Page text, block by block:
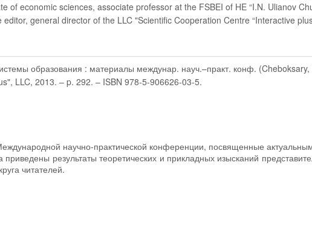
of economic sciences, associate professor at the FSBEI of HE “I.N. Ulianov
editor, general director of the LLC "Scientific Cooperation Centre “Interactive
образования : материалы междунар. науч.–практ. конф.
LLC, 2013. – p. 292. – ISBN 978-5-906626-03-5.
научно-практической конференции, посвященные
результаты теоретических и прикладных изысканий
читателей.